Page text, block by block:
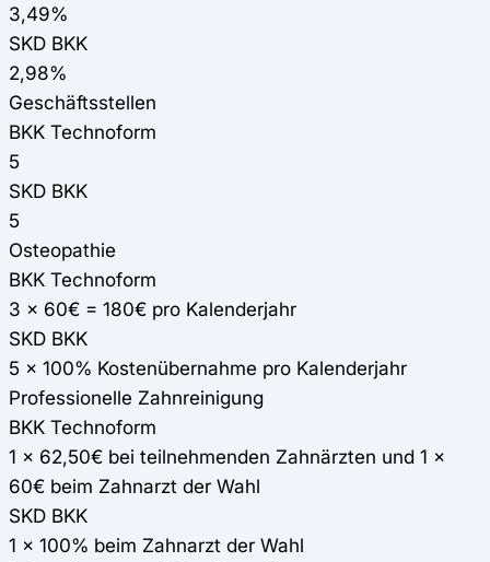
3,49%
SKD BKK
2,98%
Geschäftsstellen
BKK Technoform
5
SKD BKK
5
Osteopathie
BKK Technoform
3 x 60€ = 180€ pro Kalenderjahr
SKD BKK
5 x 100% Kostenübernahme pro Kalenderjahr
Professionelle Zahnreinigung
BKK Technoform
1 x 62,50€ bei teilnehmenden Zahnärzten und 1 x
60€ beim Zahnarzt der Wahl
SKD BKK
1 x 100% beim Zahnarzt der Wahl